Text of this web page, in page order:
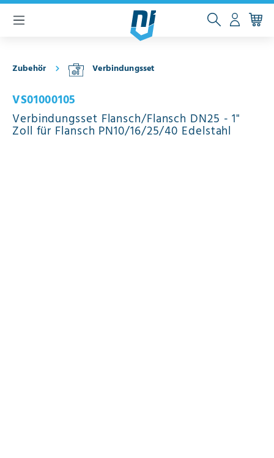
springen
Zubehör Verbindungsset
VS01000105
Verbindungsset Flansch/Flansch DN25 - 1"
Zoll für Flansch PN10/16/25/40 Edelstahl